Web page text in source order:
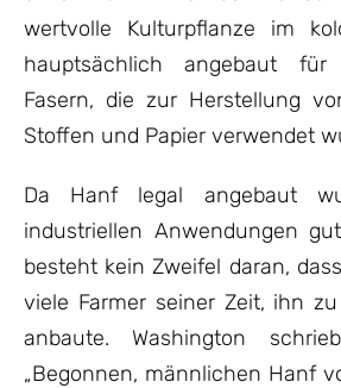
wertvolle Kulturpflanze im
hauptsächlich angebaut für
Fasern, die zur Herstellung
Stoffen und Papier verwendet
Da Hanf legal angebaut
industriellen Anwendungen
besteht kein Zweifel daran,
viele Farmer seiner Zeit, ihn
anbaute. Washington
„Begonnen, männlichen Hanf